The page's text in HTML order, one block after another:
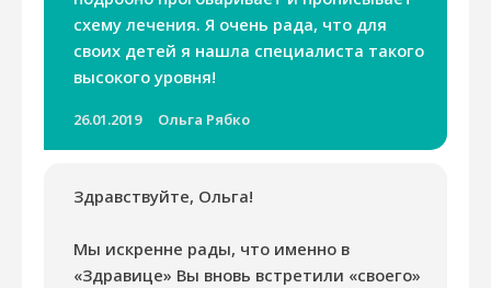
схему лечения. Я очень рада, что для
своих детей я нашла специалиста такого
высокого уровня!
26.01.2019 Ольга Рябко
Здравствуйте, Ольга!
Мы искренне рады, что именно в
«Здравице» Вы вновь встретили «своего»